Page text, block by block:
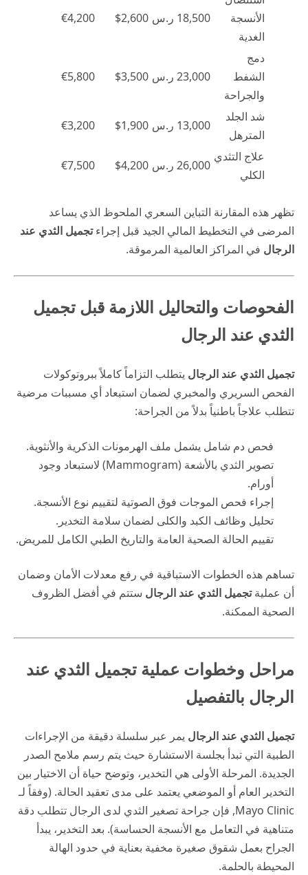
الأنسجة
الغدية
18,500 ر.س $2,600
€4,200
دمج
الشفط
والجراحة
23,000 ر.س $3,500
€5,800
شد الجلد
المترهل
13,000 ر.س $1,900
€3,200
علاج التثدي
الكلي
26,000 ر.س $4,200
€7,500
تظهر هذه المقارنة التباين السعري الملحوظ الذي يساعد
المرضى في التخطيط المالي الجيد قبل إجراءتجميل الثدي عند
الرجال في المراكز العالمية المرموقة.
الفحوصات والتحاليل اللازمة قبل تجميل
الثدي عند الرجال
تجميل الثدي عند الرجال يتطلب التزاماً كاملاً ببروتوكولات
الفحص السريري والمخبري لضمان استبعاد أي مسببات مرضية
تتطلب علاجاً باطنياً بدلاً من الجراحة:
فحص دم شامل يشمل ملف الهرمونات الذكرية والأنثوية.
تصوير الثدي بالأشعة (Mammogram) لاستبعاد وجود
أورام.
إجراء فحص الموجات فوق الصوتية لتقييم نوع الأنسجة.
تحليل وظائف الكبد والكلى لضمان سلامة التخدير.
تقييم الحالة الصحية العامة والتاريخ الطبي الكامل للمريض.
تساهم هذه الخطوات الاستباقية في رفع معدلات الأمان وضمان
أن عمليةتجميل الثدي عند الرجال ستتم في أفضل الظروف
الصحية الممكنة.
مراحل وخطوات عملية تجميل الثدي عند
الرجال بالتفصيل
تجميل الثدي عند الرجال يمر عبر سلسلة دقيقة من الإجراءات
الطبية التي تبدأ بجلسة الاستشارة حيث يتم رسم ملامح الصدر
الجديدة. المرحلة الأولى هي التخدير، وتوضح حياة أن الاختيار بين
التخدير العام أو الموضعي يعتمد على مدى تعقيد الحالة. (وفقاً لـ
Mayo Clinic, فإن جراحة تصغير الثدي لدى الرجال تتطلب دقة
متناهية في التعامل مع الأنسجة الحساسة). بعد التخدير، يبدأ
الجراح بعمل شقوق صغيرة مخفية بعناية في حدود الهالة
المحيطة بالحلمة.